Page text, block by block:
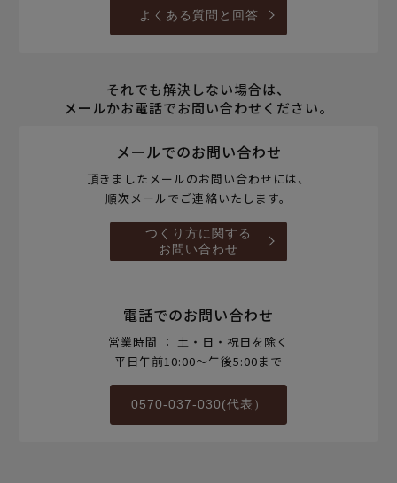
よくある質問と回答
それでも解決しない場合は、
メールかお電話でお問い合わせください。
メールでのお問い合わせ
頂きましたメールのお問い合わせには、
順次メールでご連絡いたします。
つくり方に関する
お問い合わせ
電話でのお問い合わせ
営業時間 ： 土・日・祝日を除く
平日午前10:00～午後5:00まで
0570-037-030(代表）